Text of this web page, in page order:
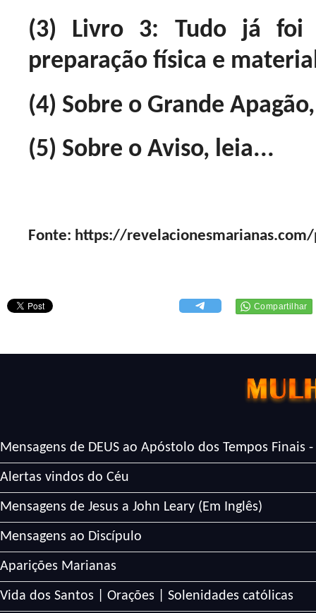
(3) Livro 3: Tudo já foi
preparação física e
(4) Sobre o Grande
(5) Sobre o Aviso, leia...
Fonte: https://
Mensagens de DEUS ao Apóstolo dos Tempos Finais -
Alertas vindos do Céu
Mensagens de Jesus a John Leary (Em Inglês)
Mensagens ao Discípulo
Aparições Marianas
Vida dos Santos | Orações | Solenidades católicas